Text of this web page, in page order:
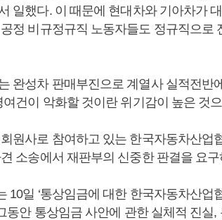
일했다. 이 때문에 현대차와 기아차가
정 비규정규직 노동자들도 정규직으로
완성차 판매부진으로 계열사 실적전반
건이 악화할 것이란 위기감이 높은 것
원사로 참여하고 있는 한국자동차산업
소송에서 재판부의 신중한 판결을 요
10일 ‘통상임금에 대한 한국자동차산업
동안 통상임금 사안에 관한 실체적 진실